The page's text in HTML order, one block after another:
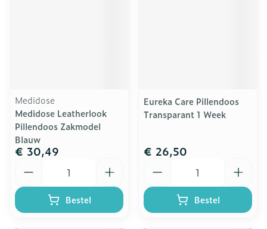
Medidose
Medidose Leatherlook
Pillendoos Zakmodel
Blauw
€ 30,49
Bestel
Eureka Care Pillendoos
Transparant 1 Week
€ 26,50
Bestel